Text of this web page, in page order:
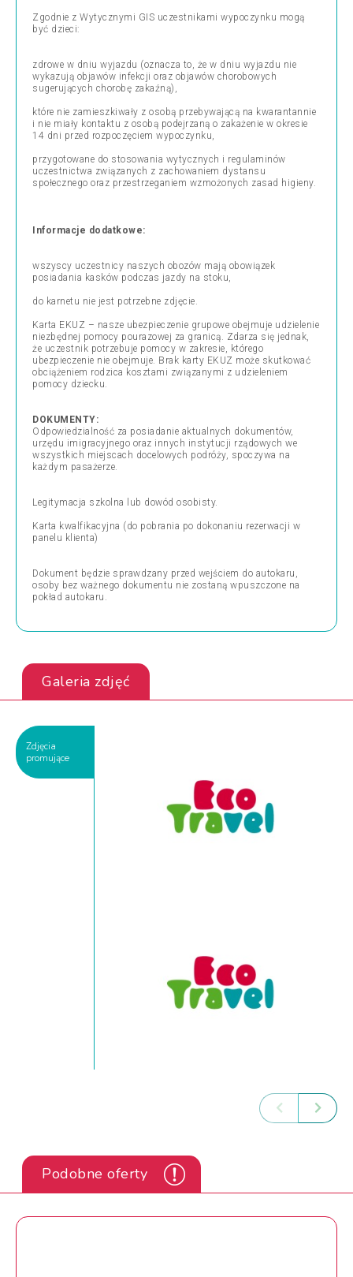
Zgodnie z Wytycznymi GIS uczestnikami wypoczynku mogą
być dzieci:
zdrowe w dniu wyjazdu (oznacza to, że w dniu wyjazdu nie
wykazują objawów infekcji oraz objawów chorobowych
sugerujących chorobę zakaźną),
które nie zamieszkiwały z osobą przebywającą na kwarantannie
i nie miały kontaktu z osobą podejrzaną o zakażenie w okresie
14 dni przed rozpoczęciem wypoczynku,
przygotowane do stosowania wytycznych i regulaminów
uczestnictwa związanych z zachowaniem dystansu
społecznego oraz przestrzeganiem wzmożonych zasad higieny.
Informacje dodatkowe:
wszyscy uczestnicy naszych obozów mają obowiązek
posiadania kasków podczas jazdy na stoku,
do karnetu nie jest potrzebne zdjęcie.
Karta EKUZ – nasze ubezpieczenie grupowe obejmuje udzielenie
niezbędnej pomocy pourazowej za granicą. Zdarza się jednak,
że uczestnik potrzebuje pomocy w zakresie, którego
ubezpieczenie nie obejmuje. Brak karty EKUZ może skutkować
obciążeniem rodzica kosztami związanymi z udzieleniem
pomocy dziecku.
DOKUMENTY:
Odpowiedzialność za posiadanie aktualnych dokumentów,
urzędu imigracyjnego oraz innych instytucji rządowych we
wszystkich miejscach docelowych podróży, spoczywa na
każdym pasażerze.
Legitymacja szkolna lub dowód osobisty.
Karta kwalfikacyjna (do pobrania po dokonaniu rezerwacji w
panelu klienta)
Dokument będzie sprawdzany przed wejściem do autokaru,
osoby bez ważnego dokumentu nie zostaną wpuszczone na
pokład autokaru.
Galeria zdjęć
Zdjęcia
promujące
Podobne oferty